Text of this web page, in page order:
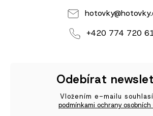
hotovky@
+420 774 720
Odebírat
Vložením e-mailu
podmínkami ochrany osobních